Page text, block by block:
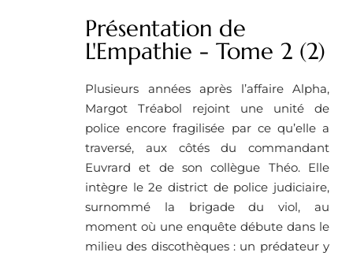
Présentation de
L'Empathie - Tome 2 (2)
Plusieurs années après l’affaire Alpha,
Margot Tréabol rejoint une unité de
police encore fragilisée par ce qu’elle a
traversé, aux côtés du commandant
Euvrard et de son collègue Théo. Elle
intègre le 2e district de police judiciaire,
surnommé la brigade du viol, au
moment où une enquête débute dans le
milieu des discothèques : un prédateur y